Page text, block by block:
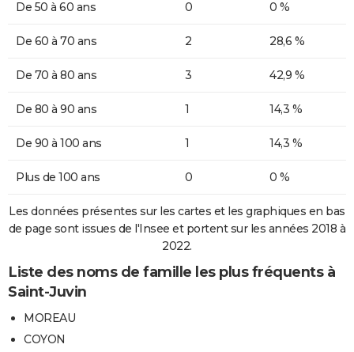
De 50 à 60 ans 0 0 %
De 60 à 70 ans 2 28,6 %
De 70 à 80 ans 3 42,9 %
De 80 à 90 ans 1 14,3 %
De 90 à 100 ans 1 14,3 %
Plus de 100 ans 0 0 %
Les données présentes sur les cartes et les graphiques en bas
de page sont issues de l'Insee et portent sur les années 2018 à
2022.
Liste des noms de famille les plus fréquents à
Saint-Juvin
MOREAU
COYON